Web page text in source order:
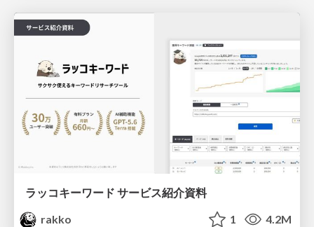
ラッコキーワード サービス紹介資料
rakko
1 4.2M